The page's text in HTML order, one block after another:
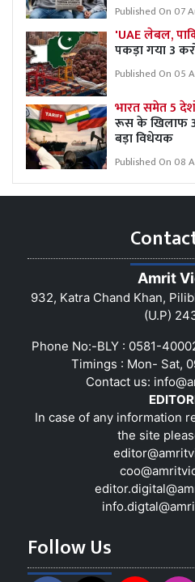
Published On 07
'UAE लेबल,
पकड़ा गया 3
Published On 05
भारत समेत 5
रूस के खिलाफ
बड़ा विधेयक
Published On 08
Amrit
932, Katra Chand Khan,
(U.P)
Phone No:-BLY : 0581-
Timings : Mon- Sat,
Contact us:
In case of any information
the site
Follow Us